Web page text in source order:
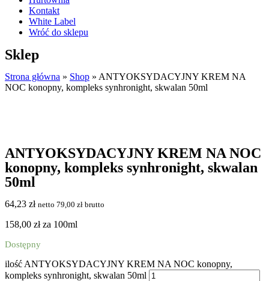
Kontakt
White Label
Wróć do sklepu
Sklep
Strona główna » Shop » ANTYOKSYDACYJNY KREM NA
NOC konopny, kompleks synhronight, skwalan 50ml
ANTYOKSYDACYJNY KREM NA NOC
konopny, kompleks synhronight, skwalan
50ml
64,23 zł netto 79,00 zł brutto
158,00 zł za 100ml
Dostępny
ilość ANTYOKSYDACYJNY KREM NA NOC konopny,
kompleks synhronight, skwalan 50ml